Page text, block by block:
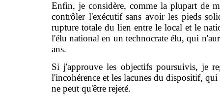
Enfin, je considère, comme la plupart de
contrôler l'exécutif sans avoir les pieds
rupture totale du lien entre le local et le
l'élu national en un technocrate élu, qui
ans.
Si j'approuve les objectifs poursuivis, je
l'incohérence et les lacunes du dispositif,
ne peut qu'être rejeté.